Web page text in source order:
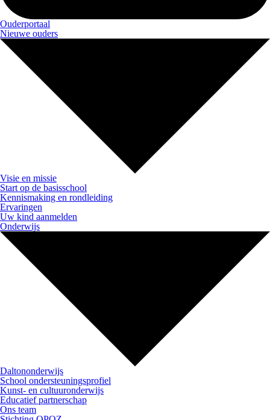
Ouderportaal
Nieuwe ouders
Visie en missie
Start op de basisschool
Kennismaking en rondleiding
Ervaringen
Uw kind aanmelden
Onderwijs
Daltononderwijs
School ondersteuningsprofiel
Kunst- en cultuuronderwijs
Educatief partnerschap
Ons team